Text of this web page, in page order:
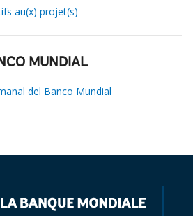
au(x) projet(s)
MUNDIAL
del Banco Mundial